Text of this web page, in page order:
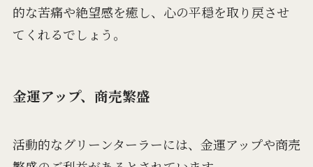
的な苦痛や絶望感を癒し、心の平穏を取り戻させ
てくれるでしょう。
金運アップ、商売繁盛
活動的なグリーンターラーには、金運アップや商売